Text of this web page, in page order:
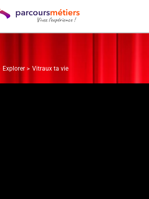
Explorer Vitraux ta vie